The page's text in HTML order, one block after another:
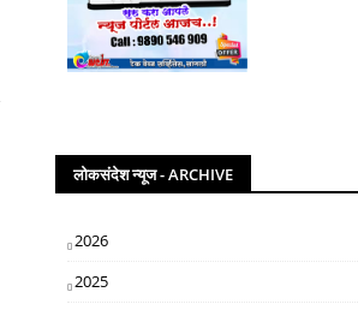
लोकसंदेश न्यूज - ARCHIVE
2026
2025